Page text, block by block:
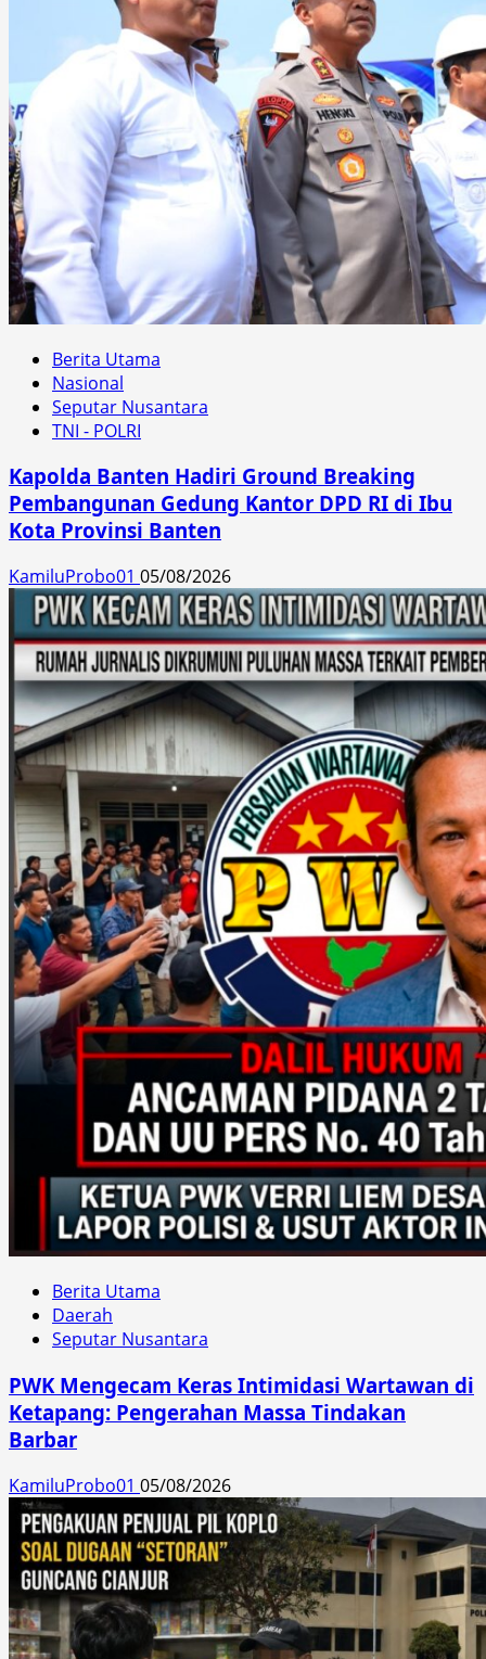
Berita Utama
Nasional
Seputar Nusantara
TNI - POLRI
Kapolda Banten Hadiri Ground Breaking
Pembangunan Gedung Kantor DPD RI di Ibu
Kota Provinsi Banten
KamiluProbo01 05/08/2026
Berita Utama
Daerah
Seputar Nusantara
PWK Mengecam Keras Intimidasi Wartawan di
Ketapang: Pengerahan Massa Tindakan
Barbar
KamiluProbo01 05/08/2026